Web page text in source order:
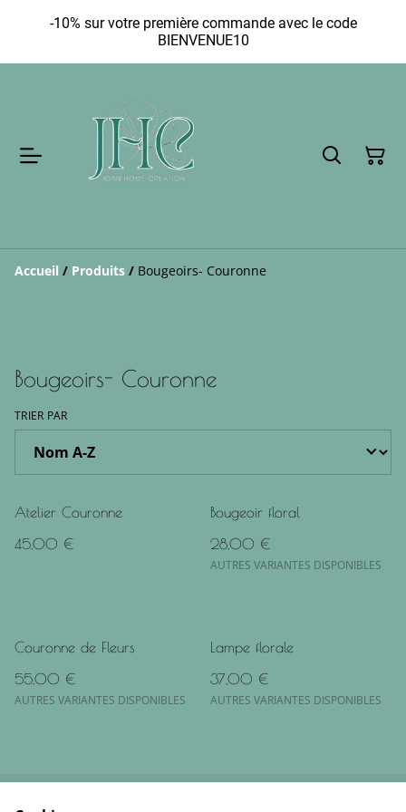
-10% sur votre première commande avec le code
BIENVENUE10
Accueil / Produits / Bougeoirs- Couronne
Bougeoirs- Couronne
TRIER PAR
Atelier Couronne
45,00 €
Bougeoir floral
28,00 €
AUTRES VARIANTES DISPONIBLES
Couronne de Fleurs
55,00 €
AUTRES VARIANTES DISPONIBLES
Lampe florale
37,00 €
AUTRES VARIANTES DISPONIBLES